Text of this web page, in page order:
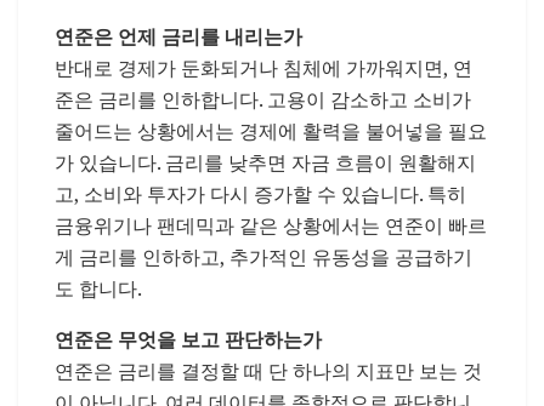
연준은 언제 금리를 내리는가
반대로 경제가 둔화되거나 침체에 가까워지면, 연
준은 금리를 인하합니다. 고용이 감소하고 소비가
줄어드는 상황에서는 경제에 활력을 불어넣을 필요
가 있습니다. 금리를 낮추면 자금 흐름이 원활해지
고, 소비와 투자가 다시 증가할 수 있습니다. 특히
금융위기나 팬데믹과 같은 상황에서는 연준이 빠르
게 금리를 인하하고, 추가적인 유동성을 공급하기
도 합니다.
연준은 무엇을 보고 판단하는가
연준은 금리를 결정할 때 단 하나의 지표만 보는 것